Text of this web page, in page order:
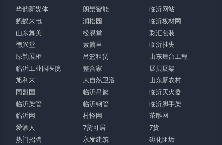
华韵新媒体
朗景智能
临沂网站
蚂蚁来电
润松园
临沂板材网
山东舞美
松易堂
彩汇包装
德兴堂
素简里
临沂挂失
绿韵展柜
吊篮租赁
山东舞台工程
临沂工业园医院
整合家
展贝展架
旭利来
大自然卫浴
山东新农村
同盟国
临沂吊篮
临沂灭火器
临沂架管
临沂钢管
临沂脚手架
临沂网
村怪网
茶雕网
爱酒人
7货可居
7货
热门招聘
永发建筑
磁化阻垢